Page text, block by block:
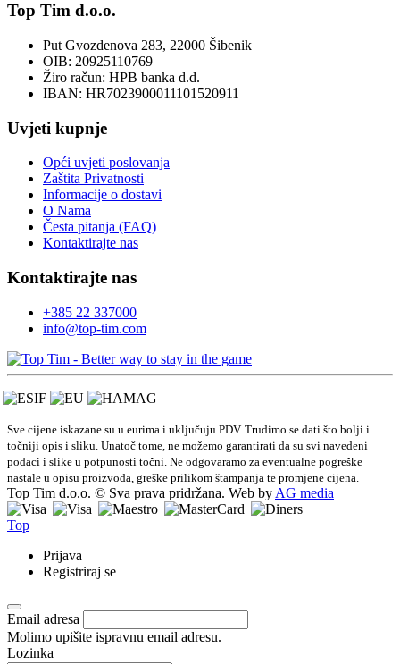
Top Tim d.o.o.
Put Gvozdenova 283, 22000 Šibenik
OIB: 20925110769
Žiro račun: HPB banka d.d.
IBAN: HR7023900011101520911
Uvjeti kupnje
Opći uvjeti poslovanja
Zaštita Privatnosti
Informacije o dostavi
O Nama
Česta pitanja (FAQ)
Kontaktirajte nas
Kontaktirajte nas
+385 22 337000
info@top-tim.com
Sve cijene iskazane su u eurima i uključuju PDV. Trudimo se dati što bolji i
točniji opis i sliku. Unatoč tome, ne možemo garantirati da su svi navedeni
podaci i slike u potpunosti točni. Ne odgovaramo za eventualne pogreške
nastale u opisu proizvoda, greške prilikom štampanja te promjene cijena.
Top Tim d.o.o. © Sva prava pridržana. Web by AG media
Top
Prijava
Registriraj se
Email adresa
Molimo upišite ispravnu email adresu.
Lozinka